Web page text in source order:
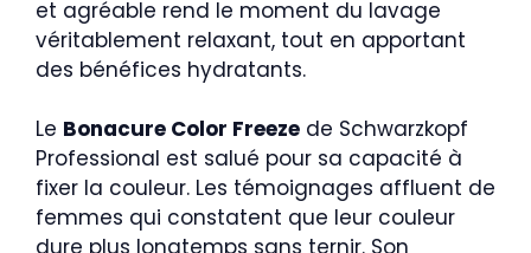
et agréable rend le moment du lavage
véritablement relaxant, tout en apportant
des bénéfices hydratants.
Le Bonacure Color Freeze de Schwarzkopf
Professional est salué pour sa capacité à
fixer la couleur. Les témoignages affluent de
femmes qui constatent que leur couleur